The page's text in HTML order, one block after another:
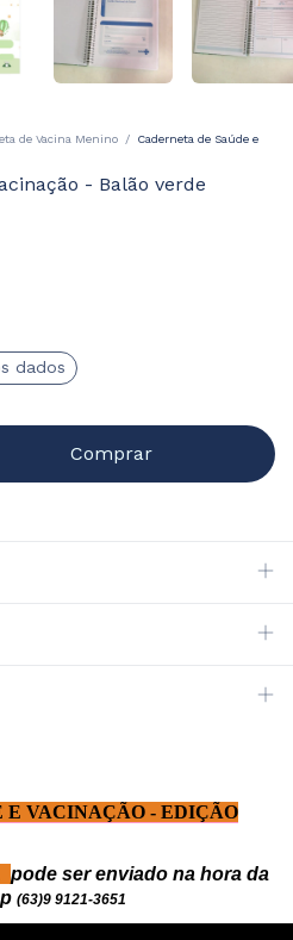
de Vacina Menino /
Caderneta de Saúde e
- Balão verde
dados
E VACINAÇÃO - EDIÇÃO
pode ser enviado na hora da
(63)9 9121-3651